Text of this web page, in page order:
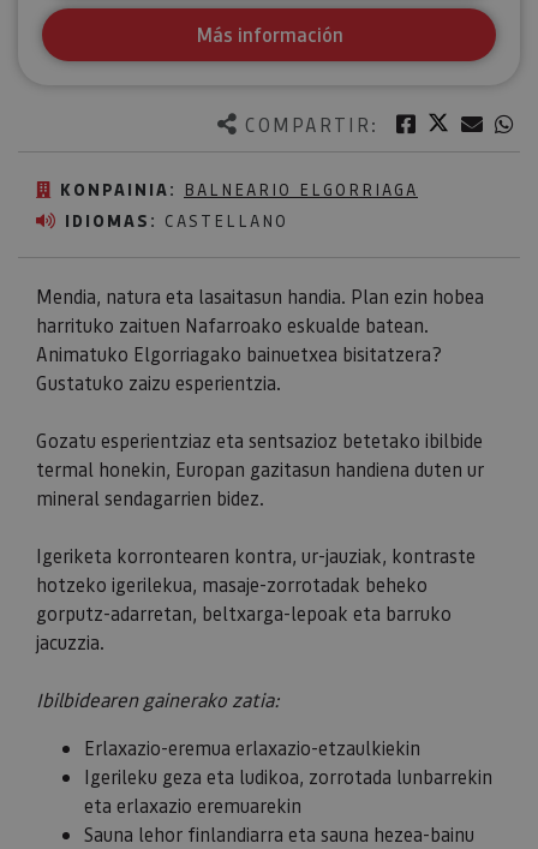
COMPARTIR: Facebook
Twitter
KONPAINIA: BALNEARIO ELGORRIAGA
IDIOMAS: CASTELLANO
Mendia, natura eta lasaitasun handia. Plan ezin hobea
harrituko zaituen Nafarroako eskualde batean.
Animatuko Elgorriagako bainuetxea bisitatzera?
Gustatuko zaizu esperientzia.
Gozatu esperientziaz eta sentsazioz betetako ibilbide
termal honekin, Europan gazitasun handiena duten ur
mineral sendagarrien bidez.
Igeriketa korrontearen kontra, ur-jauziak, kontraste
hotzeko igerilekua, masaje-zorrotadak beheko
gorputz-adarretan, beltxarga-lepoak eta barruko
jacuzzia.
Ibilbidearen gainerako zatia:
Erlaxazio-eremua erlaxazio-etzaulkiekin
Igerileku geza eta ludikoa, zorrotada lunbarrekin
eta erlaxazio eremuarekin
Sauna lehor finlandiarra eta sauna hezea-bainu
Más información